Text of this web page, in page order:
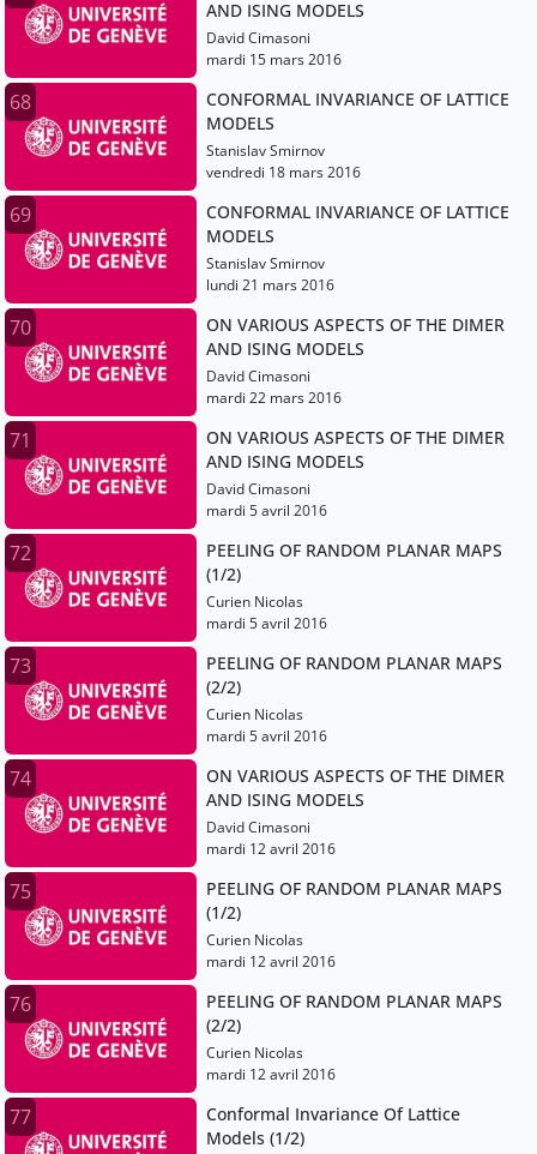
AND ISING MODELS
David Cimasoni
mardi 15 mars 2016
68
CONFORMAL INVARIANCE OF LATTICE
MODELS
Stanislav Smirnov
vendredi 18 mars 2016
69
CONFORMAL INVARIANCE OF LATTICE
MODELS
Stanislav Smirnov
lundi 21 mars 2016
70
ON VARIOUS ASPECTS OF THE DIMER
AND ISING MODELS
David Cimasoni
mardi 22 mars 2016
71
ON VARIOUS ASPECTS OF THE DIMER
AND ISING MODELS
David Cimasoni
mardi 5 avril 2016
72
PEELING OF RANDOM PLANAR MAPS
(1/2)
Curien Nicolas
mardi 5 avril 2016
73
PEELING OF RANDOM PLANAR MAPS
(2/2)
Curien Nicolas
mardi 5 avril 2016
74
ON VARIOUS ASPECTS OF THE DIMER
AND ISING MODELS
David Cimasoni
mardi 12 avril 2016
75
PEELING OF RANDOM PLANAR MAPS
(1/2)
Curien Nicolas
mardi 12 avril 2016
76
PEELING OF RANDOM PLANAR MAPS
(2/2)
Curien Nicolas
mardi 12 avril 2016
77
Conformal Invariance Of Lattice
Models (1/2)